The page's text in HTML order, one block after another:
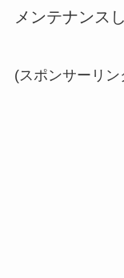
メンテナンス
(スポンサーリン